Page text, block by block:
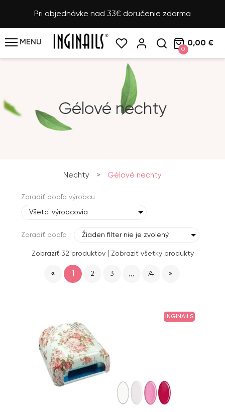
Pri objednávke nad 33€ doručenie zdarma
MENU
0
0,00 €
Gélové nechty
Nechty > Gélové nechty
Zoradiť podľa výrobcu
Všetci výrobcovia
Zoradiť podľa Žiaden filter nie je zvolený
Zobraziť 32 produktov| Zobraziť všetky produkty
« 1 2 3 ... 74 »
INGINAILS